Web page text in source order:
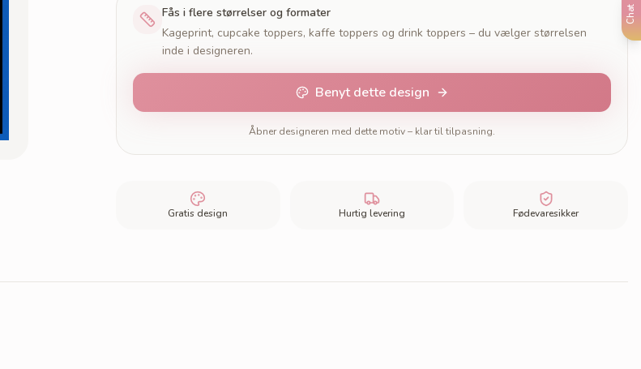
Chat
Fås i flere størrelser og formater
Kageprint, cupcake toppers, kaffe toppers og drink toppers – du vælger størrelsen
inde i designeren.
Benyt dette design
Åbner designeren med dette motiv – klar til tilpasning.
Gratis design Hurtig levering Fødevaresikker